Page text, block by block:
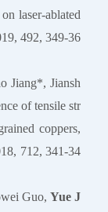
laser-ablated
492, 349-36
Jiang*, Jiansh
of tensile str
coppers,
712, 341-34
Guo, Yue J